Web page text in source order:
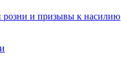
розни и призывы к насилию